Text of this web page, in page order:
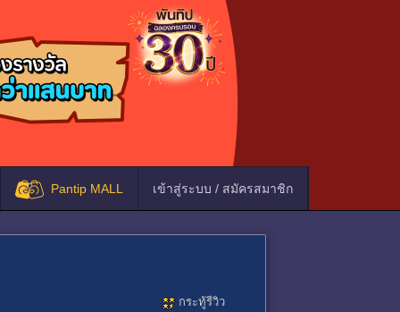
Pantip MALL เข้าสู่ระบบ / สมัครสมาชิก
กระทู้รีวิว